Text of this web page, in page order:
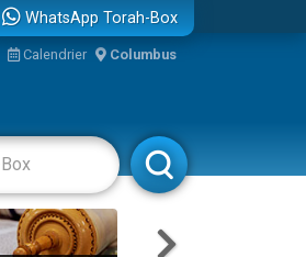
WhatsApp Torah-Box
Calendrier Columbus
Rabbanim